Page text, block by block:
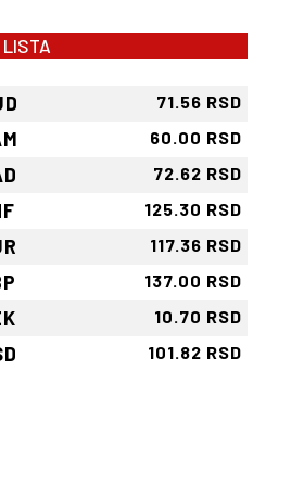
LISTA
71.56 RSD
60.00 RSD
72.62 RSD
125.30 RSD
117.36 RSD
137.00 RSD
10.70 RSD
101.82 RSD